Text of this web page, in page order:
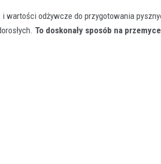
wartości odżywcze do przygotowania
To doskonały sposób na